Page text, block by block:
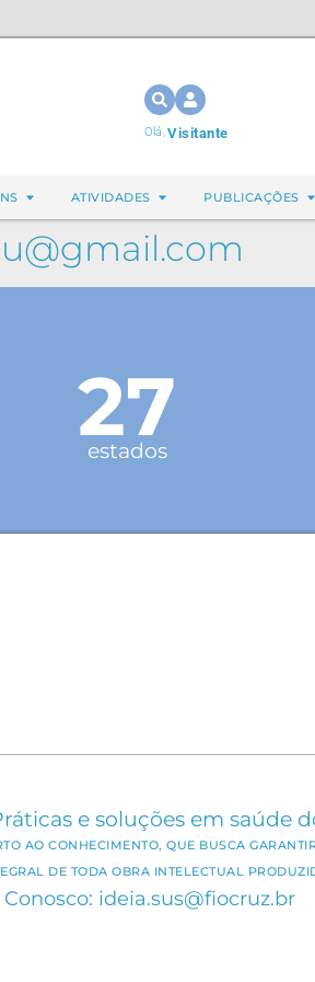
Olá,Visitante
ATIVIDADES PUBLICAÇÕES
27
estados
e soluções em saúde
AO CONHECIMENTO, QUE BUSCA
DE TODA OBRA INTELECTUAL
Conosco: ideia.sus@fiocruz.br